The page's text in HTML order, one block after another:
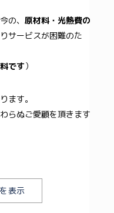
の、 原材料・光熱費の
サービスが困難のた
です）
ます。
らぬご愛顧を頂きます
表示